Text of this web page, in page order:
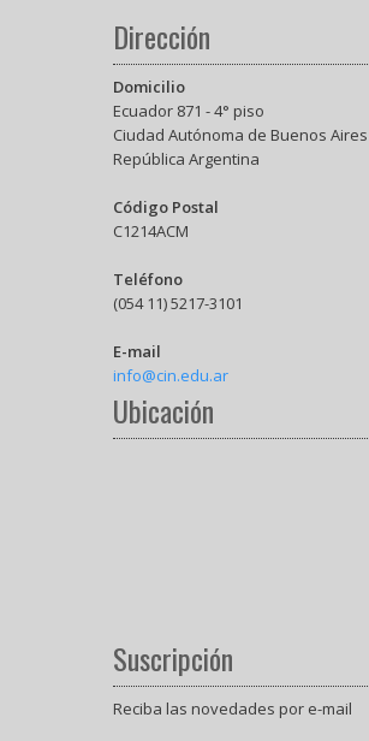
Dirección
Domicilio
Ecuador 871 - 4° piso
Ciudad Autónoma de Buenos Aires
República Argentina
Código Postal
C1214ACM
Teléfono
(054 11) 5217-3101
E-mail
info@cin.edu.ar
Ubicación
Suscripción
Reciba las novedades por e-mail